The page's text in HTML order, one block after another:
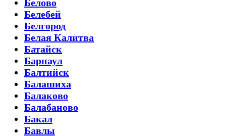
Белово
Белебей
Белгород
Белая Калитва
Батайск
Барнаул
Балтийск
Балашиха
Балаково
Балабаново
Бакал
Бавлы